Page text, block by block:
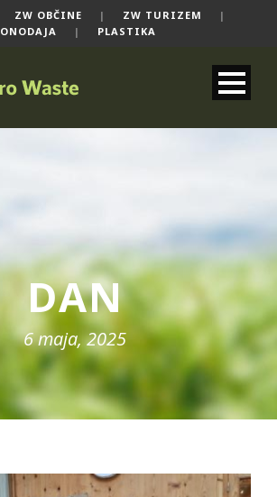
ZW OBČINE | ZW TURIZEM
|
| PLASTIKA
DAN
6 maja, 2025